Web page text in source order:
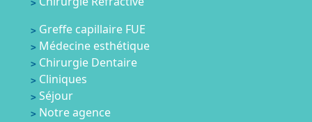
Greffe capillaire FUE
Médecine esthétique
Chirurgie Dentaire
Cliniques
Séjour
Notre agence